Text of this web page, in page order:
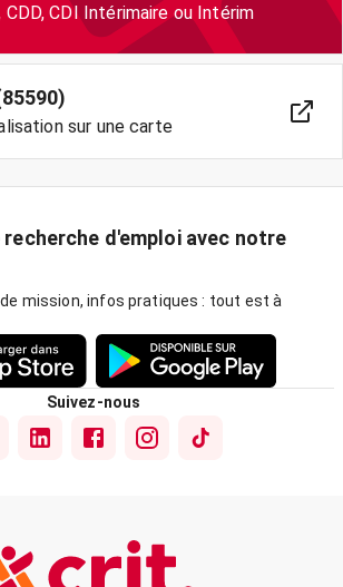
CDD, CDI Intérimaire ou Intérim
sur une carte
d'emploi avec notre
mission, infos pratiques : tout est à
Suivez-nous